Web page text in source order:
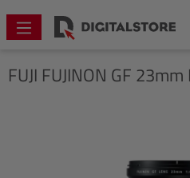
springen
FUJI FUJINON GF